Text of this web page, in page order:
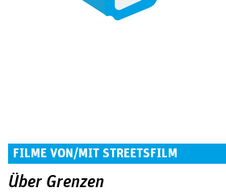
FILME VON/MIT STREETSFILM
Über Grenzen